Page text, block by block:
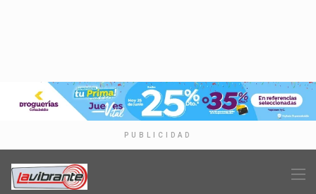
PUBLICIDAD